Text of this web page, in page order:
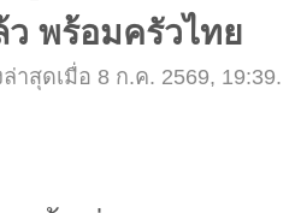
พร้อมครัวไทย
าสุดเมื่อ 8 ก.ค. 2569, 19:39.